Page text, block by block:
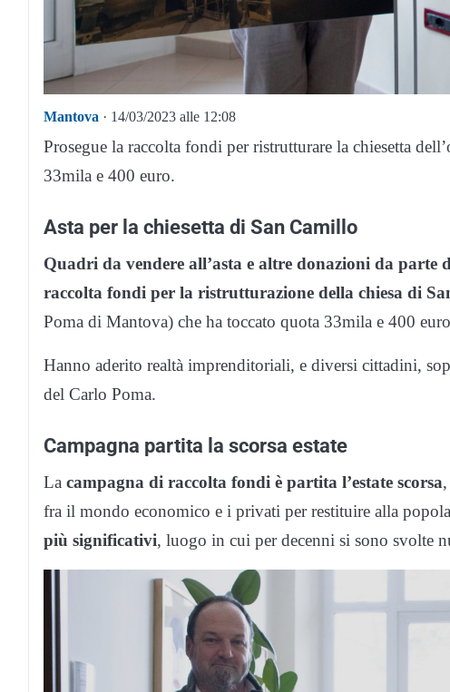
Mantova · 14/03/2023 alle 12:08
Prosegue la raccolta fondi per ristrutturare la chiesetta
33mila e 400 euro.
Asta per la chiesetta di San Camillo
Quadri da vendere all’asta e altre donazioni da parte
raccolta fondi per la ristrutturazione della chiesa di
Poma di Mantova) che ha toccato quota 33mila e 400
Hanno aderito realtà imprenditoriali, e diversi cittadini,
del Carlo Poma.
Campagna partita la scorsa estate
La campagna di raccolta fondi è partita l’estate scorsa
fra il mondo economico e i privati per restituire alla
più significativi, luogo in cui per decenni si sono svolte